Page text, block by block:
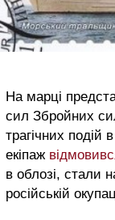
На марці
сил Збройних
трагічних подій
екіпаж
в облозі, стали
російській